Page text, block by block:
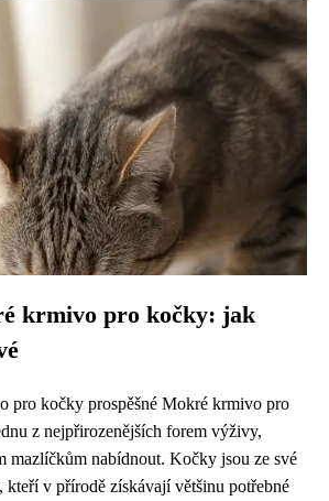
krmivo pro kočky: jak
pro kočky prospěšné Mokré krmivo pro
z nejpřirozenějších forem výživy,
mazlíčkům nabídnout. Kočky jsou ze své
kteří v přírodě získávají většinu potřebné